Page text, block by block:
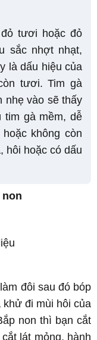
tươi hoặc đỏ
sắc nhợt nhạt,
là dấu hiệu của
tươi. Tim gà
nhẹ vào sẽ thấy
tim gà mềm, dễ
không còn
hôi hoặc có dấu
non
đôi sau đó bóp
đi mùi hôi của
non thì bạn cắt
lát mỏng, hành